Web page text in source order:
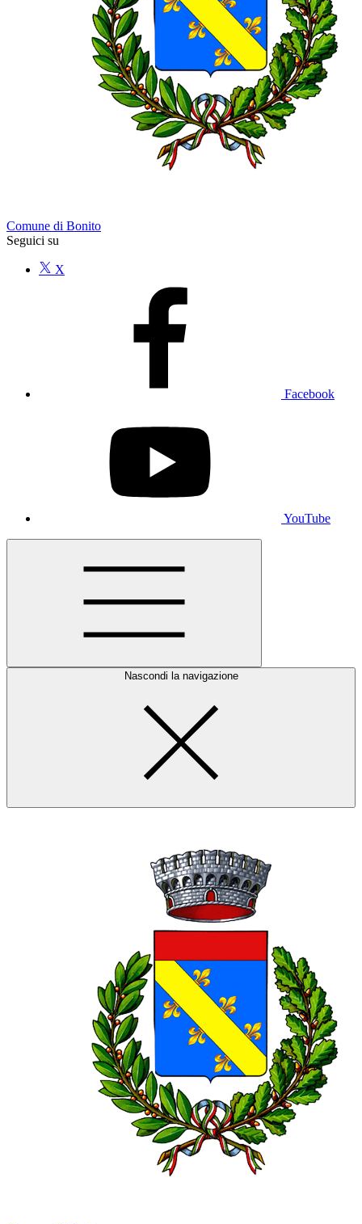
Comune di Bonito
Seguici su
X
Facebook
YouTube
Nascondi la navigazione